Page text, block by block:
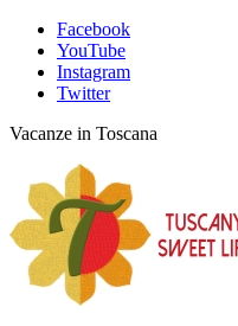
Facebook
YouTube
Instagram
Twitter
Vacanze in Toscana